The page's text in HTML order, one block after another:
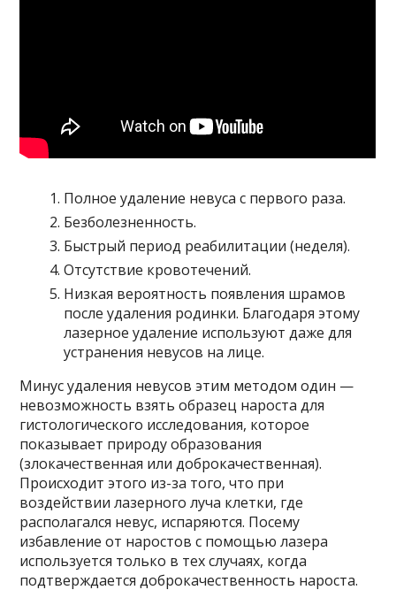
Полное удаление невуса с первого раза.
Безболезненность.
Быстрый период реабилитации (неделя).
Отсутствие кровотечений.
Низкая вероятность появления шрамов
после удаления родинки. Благодаря этому
лазерное удаление используют даже для
устранения невусов на лице.
Минус удаления невусов этим методом один —
невозможность взять образец нароста для
гистологического исследования, которое
показывает природу образования
(злокачественная или доброкачественная).
Происходит этого из-за того, что при
воздействии лазерного луча клетки, где
располагался невус, испаряются. Посему
избавление от наростов с помощью лазера
используется только в тех случаях, когда
подтверждается доброкачественность нароста.